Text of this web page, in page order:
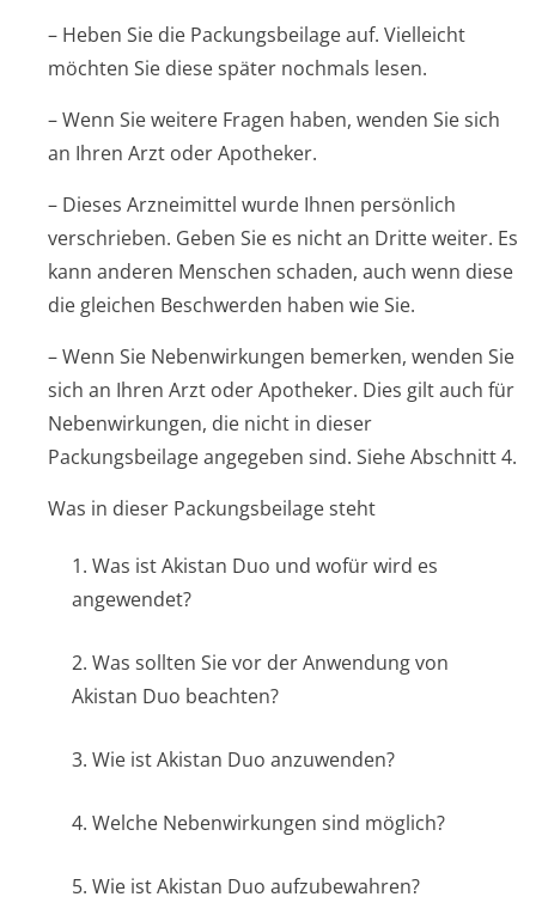
– Heben Sie die Packungsbeilage auf. Vielleicht
möchten Sie diese später nochmals lesen.
– Wenn Sie weitere Fragen haben, wenden Sie sich
an Ihren Arzt oder Apotheker.
– Dieses Arzneimittel wurde Ihnen persönlich
verschrieben. Geben Sie es nicht an Dritte weiter. Es
kann anderen Menschen schaden, auch wenn diese
die gleichen Beschwerden haben wie Sie.
– Wenn Sie Nebenwirkungen bemerken, wenden Sie
sich an Ihren Arzt oder Apotheker. Dies gilt auch für
Nebenwirkungen, die nicht in dieser
Packungsbeilage angegeben sind. Siehe Abschnitt 4.
Was in dieser Packungsbeilage steht
1. Was ist Akistan Duo und wofür wird es
angewendet?
2. Was sollten Sie vor der Anwendung von
Akistan Duo beachten?
3. Wie ist Akistan Duo anzuwenden?
4. Welche Nebenwirkungen sind möglich?
5. Wie ist Akistan Duo aufzubewahren?